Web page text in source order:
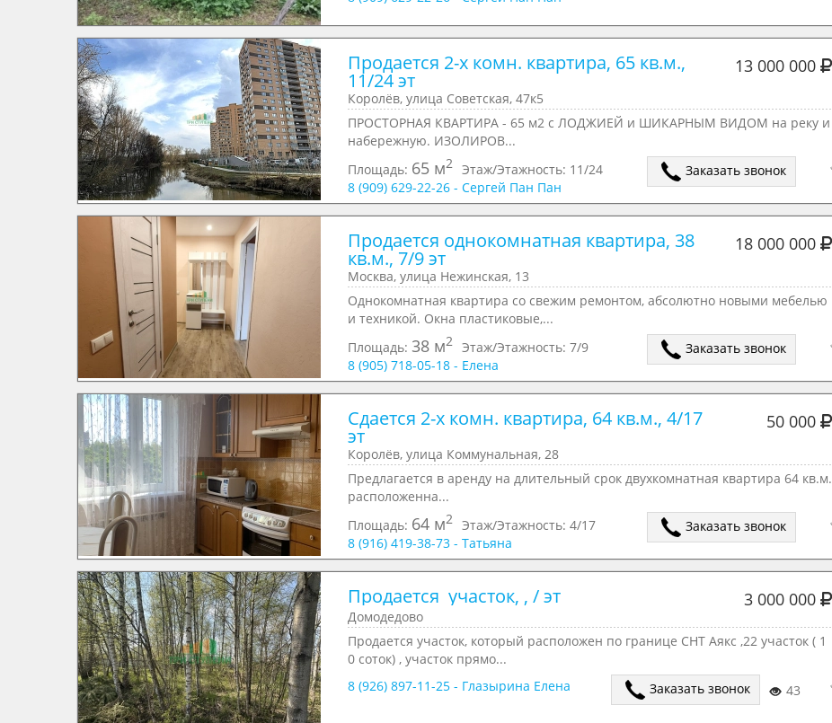
Продается 2-х комн. квартира, 65 кв.м.,
11/24 эт
13 000 000
Королёв, улица Советская, 47к5
ПРОСТОРНАЯ КВАРТИРА - 65 м2 с ЛОДЖИЕЙ и ШИКАРНЫМ ВИДОМ на реку и
набережную. ИЗОЛИРОВ...
Площадь: 65 м2 Этаж/Этажность: 11/24
Заказать звонок
8 (909) 629-22-26 - Сергей Пан Пан
Продается однокомнатная квартира, 38
кв.м., 7/9 эт
18 000 000
Москва, улица Нежинская, 13
Однокомнатная квартира со свежим ремонтом, абсолютно новыми мебелью
и техникой. Окна пластиковые,...
Площадь: 38 м2 Этаж/Этажность: 7/9
Заказать звонок
8 (905) 718-05-18 - Елена
Сдается 2-х комн. квартира, 64 кв.м., 4/17
эт
50 000
Королёв, улица Коммунальная, 28
Предлагается в аренду на длительный срок двухкомнатная квартира 64 кв.м.
расположенна...
Площадь: 64 м2 Этаж/Этажность: 4/17
Заказать звонок
8 (916) 419-38-73 - Татьяна
Продается  участок, , / эт 3 000 000
Домодедово
Продается участок, который расположен по границе СНТ Аякс ,22 участок ( 1
0 соток) , участок прямо...
43
Заказать звонок
8 (926) 897-11-25 - Глазырина Елена